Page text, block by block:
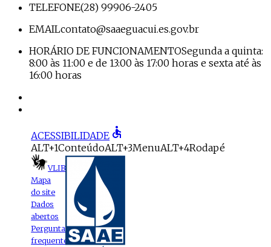
TELEFONE(28) 99906-2405
EMAILcontato@saaeguacui.es.gov.br
HORÁRIO DE FUNCIONAMENTOSegunda a quinta:
8:00 às 11:00 e de 13:00 às 17:00 horas e sexta até às
16:00 horas
ACESSIBILIDADE accessible
ALT+1ConteúdoALT+3MenuALT+4Rodapé
VLIBRAS
Mapa
do site
Dados
abertos
Perguntas
frequentes